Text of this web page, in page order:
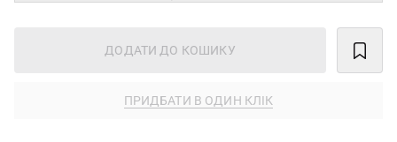
ДОДАТИ ДО КОШИКУ
ПРИДБАТИ В ОДИН КЛІК